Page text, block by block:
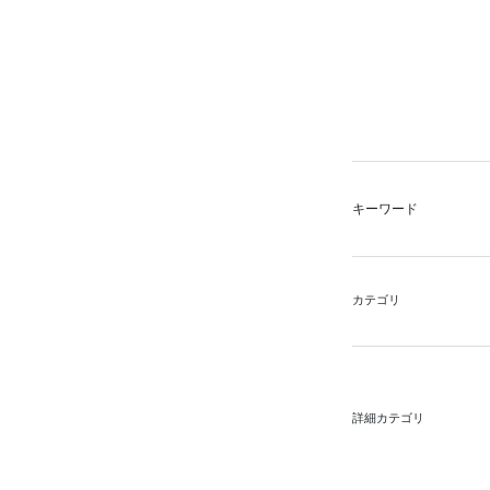
キーワード
カテゴリ
詳細カテゴリ